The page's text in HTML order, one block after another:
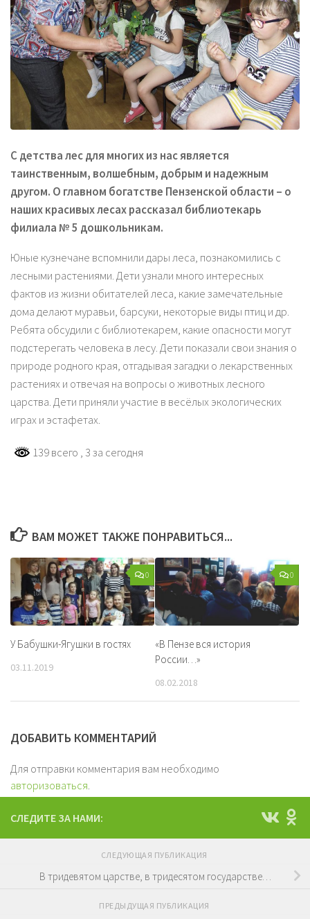
С детства лес для многих из нас является
таинственным, волшебным, добрым и надежным
другом. О главном богатстве Пензенской области – о
наших красивых лесах рассказал библиотекарь
филиала № 5 дошкольникам.
Юные кузнечане вспомнили дары леса, познакомились с
лесными растениями. Дети узнали много интересных
фактов из жизни обитателей леса, какие замечательные
дома делают муравьи, барсуки, некоторые виды птиц и др.
Ребята обсудили с библиотекарем, какие опасности могут
подстерегать человека в лесу. Дети показали свои знания о
природе родного края, отгадывая загадки о лекарственных
растениях и отвечая на вопросы о животных лесного
царства. Дети приняли участие в весёлых экологических
играх и эстафетах.
139 всего , 3 за сегодня
ВАМ МОЖЕТ ТАКЖЕ ПОНРАВИТЬСЯ...
0
У Бабушки-Ягушки в гостях
03.11.2019
0
«В Пензе вся история
России…»
08.02.2018
ДОБАВИТЬ КОММЕНТАРИЙ
Для отправки комментария вам необходимо
авторизоваться.
СЛЕДИТЕ ЗА НАМИ:
СЛЕДУЮЩАЯ ПУБЛИКАЦИЯ
В тридевятом царстве, в тридесятом государстве…
ПРЕДЫДУЩАЯ ПУБЛИКАЦИЯ